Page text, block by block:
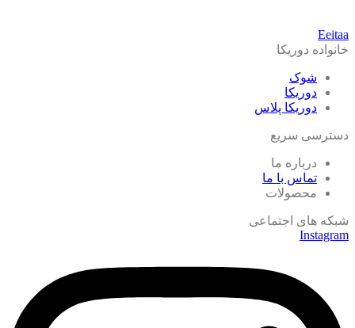
Eeitaa
خانواده دوریکا
شوک
دوریکا
دوریکا پلاس
دسترسی سریع
درباره ما
تماس با ما
محصولات
شبکه های اجتماعی
Instagram